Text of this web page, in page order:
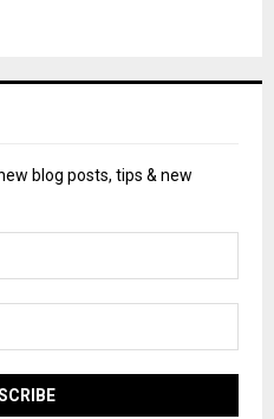
blog posts, tips & new